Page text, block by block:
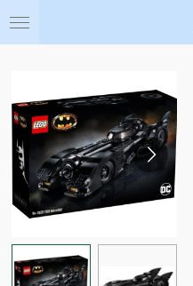
Ga
hoofdinhoud